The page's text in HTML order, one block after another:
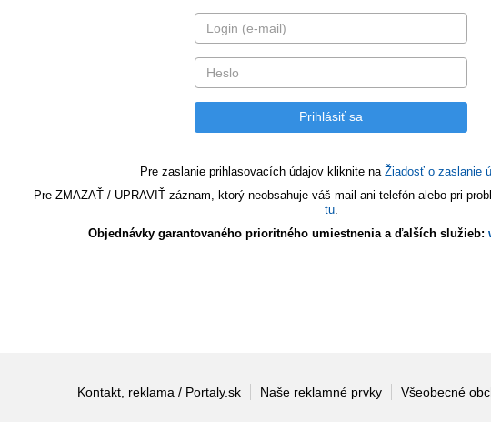
Pre zaslanie prihlasovacích údajov kliknite na Žiadosť o zaslanie
Pre ZMAZAŤ / UPRAVIŤ záznam, ktorý neobsahuje váš mail ani telefón alebo pri
tu.
Objednávky garantovaného prioritného umiestnenia a ďalších služieb:
Kontakt, reklama / Portaly.sk Naše reklamné prvky Všeobecné